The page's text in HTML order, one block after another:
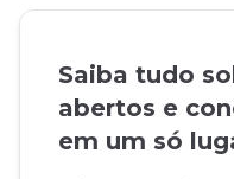
Saiba tudo
abertos e
em um só